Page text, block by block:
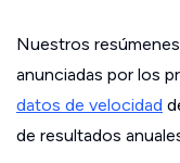
Nuestros
anunciadas por los
datos de velocidad
de resultados